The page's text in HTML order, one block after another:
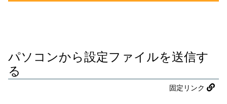
パソコンから設定ファイルを送信す
る
固定リンク